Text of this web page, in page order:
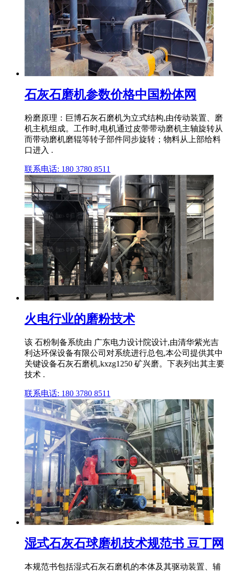
石灰石磨机参数价格中国粉体网
粉磨原理：巨博石灰石磨机为立式结构,由传动装置、磨
机主机组成。工作时,电机通过皮带带动磨机主轴旋转从
而带动磨机磨辊等转子部件同步旋转；物料从上部给料
口进入 .
联系电话: 180 3780 8511
火电行业的磨粉技术
该 石粉制备系统由 广东电力设计院设计,由清华紫光吉
利达环保设备有限公司对系统进行总包,本公司提供其中
关键设备石灰石磨机,kxzg1250 矿兴磨。下表列出其主要
技术 .
联系电话: 180 3780 8511
湿式石灰石球磨机技术规范书 豆丁网
本规范书包括湿式石灰石磨机的本体及其驱动装置、辅